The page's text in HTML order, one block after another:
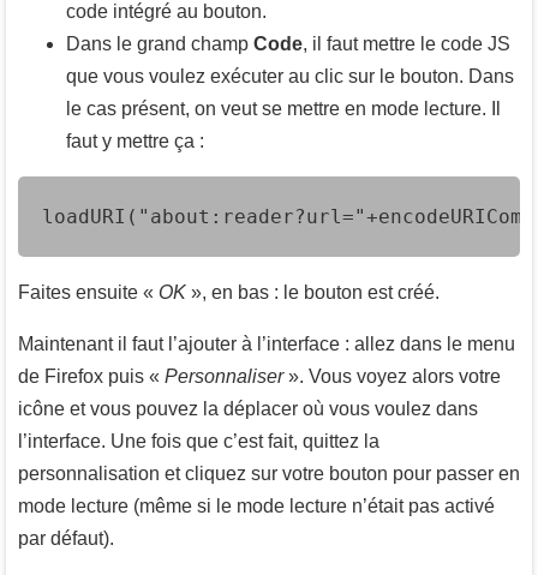
code intégré au bouton.
Dans le grand champ Code, il faut mettre le code JS
que vous voulez exécuter au clic sur le bouton. Dans
le cas présent, on veut se mettre en mode lecture. Il
faut y mettre ça :
Faites ensuite « OK », en bas : le bouton est créé.
Maintenant il faut l’ajouter à l’interface : allez dans le menu
de Firefox puis « Personnaliser». Vous voyez alors votre
icône et vous pouvez la déplacer où vous voulez dans
l’interface. Une fois que c’est fait, quittez la
personnalisation et cliquez sur votre bouton pour passer en
mode lecture (même si le mode lecture n’était pas activé
par défaut).